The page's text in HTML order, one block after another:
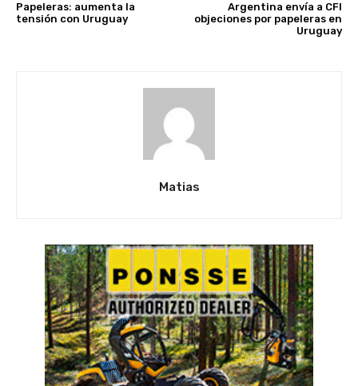
Papeleras: aumenta la
tensión con Uruguay
Argentina envía a CFI
objeciones por papeleras en
Uruguay
Matias